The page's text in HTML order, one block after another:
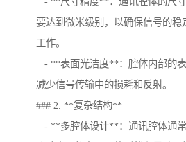
要达到微米级别，以确保信号的稳
工作。
- **表面光洁度**：腔体内部的
减少信号传输中的损耗和反射。
### 2. **复杂结构**
- **多腔体设计**：通讯腔体通